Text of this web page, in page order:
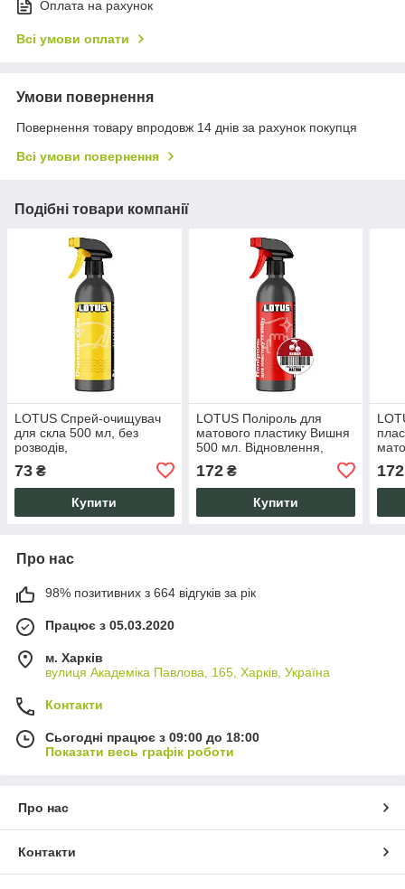
Оплата на рахунок
Всі умови оплати
Умови повернення
Повернення товару впродовж 14 днів за рахунок покупця
Всі умови повернення
Подібні товари компанії
LOTUS Спрей-очищувач
для скла 500 мл, без
розводів,
антистатик, ефект лотоса
для вікон та авто
73 ₴
Купити
LOTUS Поліроль для
матового пластику Вишня
500 мл. Відновлення,
торпеди, антистатик, без
блиску.
172₴
Купити
172
Про нас
98% позитивних з 664 відгуків за рік
Працює з 05.03.2020
м. Харків
вулиця Академіка Павлова, 165, Харків, Україна
Контакти
Сьогодні працює з 09:00 до 18:00
Показати весь графік роботи
Про нас
Контакти